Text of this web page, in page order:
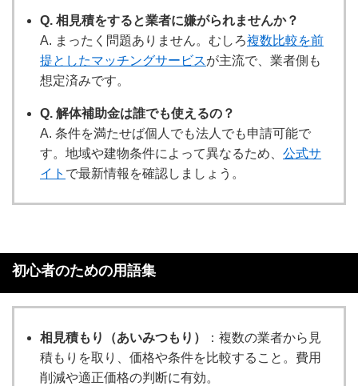
Q. 相見積をすると業者に嫌がられませんか？
A. まったく問題ありません。むしろ複数比較を前
提としたマッチングサービスが主流で、業者側も
想定済みです。
Q. 解体補助金は誰でも使えるの？
A. 条件を満たせば個人でも法人でも申請可能で
す。地域や建物条件によって異なるため、 公式サ
イト で最新情報を確認しましょう。
初心者のための用語集
相見積もり（あいみつもり）
：複数の業者から見
積もりを取り、価格や条件を比較すること。費用
削減や適正価格の判断に有効。